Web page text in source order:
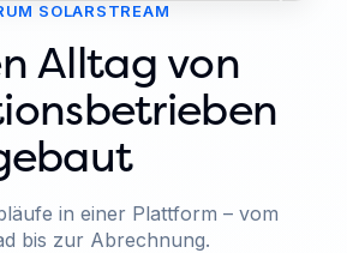
SOLARSTREAM
Alltag von
in einer Plattform – vom
bis zur Abrechnung.